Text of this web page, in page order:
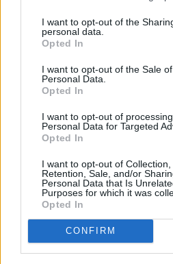
I want to opt-out of the
personal data.
Opted In
I want to opt-out of the Sale
Personal Data.
Opted In
I want to opt-out of
Personal Data for Targeted
Opted In
I want to opt-out of Collection,
Retention, Sale, and/or
Personal Data that Is
Purposes for which it was
Opted In
CONFIRM
Har du lyst til å teste ut kaffe fra
Real Coffee deler i dag ut en
av Det søte livs lesere, som kan
kaffekapsler tilsendt helt gratis!
esker à 10 kapsler kaffe - altså
supreste kvalitet sendt hjem til din